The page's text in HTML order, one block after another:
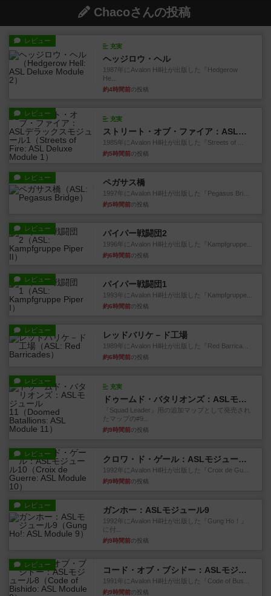
Chacoさんの投稿
レビュー
充実
ヘッジロウ・ヘル
1987年にAvalon Hill社が出版した『Hedgerow
He...
約4時間前の投稿
レビュー
充実
ストリート・オブ・ファイア：ASLデラックスモジュール1
1985年にAvalon Hill社が出版した『Streets of ...
約5時間前の投稿
レビュー ペガサス橋
1997年にAvalon Hill社が出版した『Pegasus Bri...
約5時間前の投稿
レビュー パイパー戦闘団2
1996年にAvalon Hill社が出版した『Kampfgruppe...
約6時間前の投稿
レビュー パイパー戦闘団1
1993年にAvalon Hill社が出版した『Kampfgruppe...
約6時間前の投稿
レビュー レッドバリケ－ド工場
1989年にAvalon Hill社が出版した『Red Barrica...
約6時間前の投稿
レビュー
充実
ドゥームド・バタリオンズ：ASLモジュール11
『Squad Leader』用の追加マップとして発売され
たマップの#9...
約9時間前の投稿
レビュー
クロワ・ド・ゲール：ASLモジュール10
1992年にAvalon Hill社が出版した『Croix de Gu...
約9時間前の投稿
レビュー ガンホー：ASLモジュール9
1992年にAvalon Hill社が出版した『Gung Ho！』
に付...
約9時間前の投稿
レビュー
コード・オブ・ブシドー：ASLモジュール8
1991年にAvalon Hill社が出版した『Code of Bus...
約9時間前の投稿